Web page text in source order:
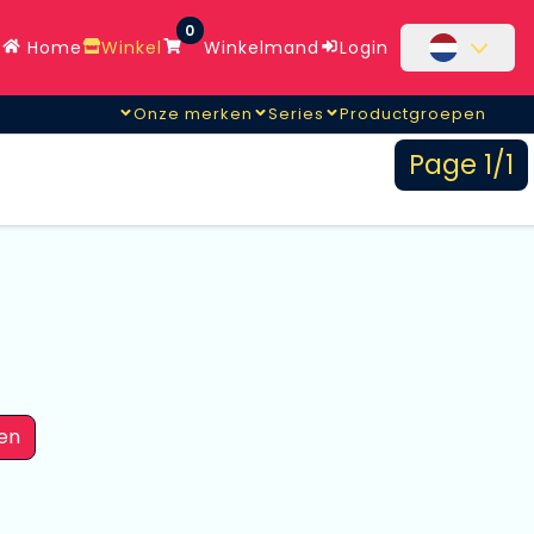
Home Winkel
0
Winkelmand Login
Onze merken Series Productgroepen
Page 1/1